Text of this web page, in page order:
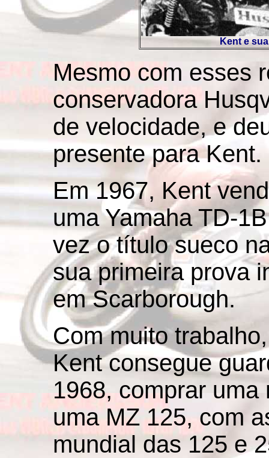
Kent e
Mesmo com esses
conservadora
de velocidade, e
presente para Kent.
Em 1967, Kent
uma Yamaha TD-
vez o título sueco
sua primeira prova
em Scarborough.
Com muito
Kent consegue
1968, comprar uma
uma MZ 125, com
mundial das 125 e